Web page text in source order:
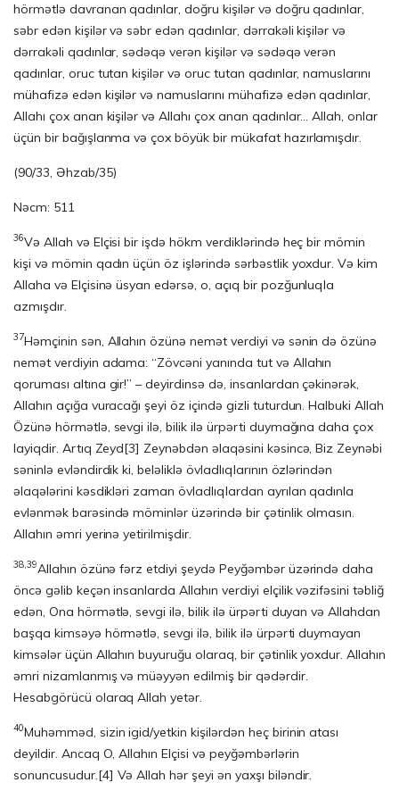
hörmətlə davranan qadınlar, doğru kişilər və doğru qadınlar,
səbr edən kişilər və səbr edən qadınlar, dərrakəli kişilər və
dərrakəli qadınlar, sədəqə verən kişilər və sədəqə verən
qadınlar, oruc tutan kişilər və oruc tutan qadınlar, namuslarını
mühafizə edən kişilər və namuslarını mühafizə edən qadınlar,
Allahı çox anan kişilər və Allahı çox anan qadınlar… Allah, onlar
üçün bir bağışlanma və çox böyük bir mükafat hazırlamışdır.
(90/33, Əhzab/35)
Nəcm: 511
36Və Allah və Elçisi bir işdə hökm verdiklərində heç bir mömin
kişi və mömin qadın üçün öz işlərində sərbəstlik yoxdur. Və kim
Allaha və Elçisinə üsyan edərsə, o, açıq bir pozğunluqla
azmışdır.
37Həmçinin sən, Allahın özünə nemət verdiyi və sənin də özünə
nemət verdiyin adama: “Zövcəni yanında tut və Allahın
qoruması altına gir!” – deyirdinsə də, insan­lar­dan çəkinərək,
Allahın açığa vuracağı şeyi öz içində gizli tuturdun. Halbuki Allah
Özünə hörmətlə, sevgi ilə, bilik ilə ürpərti duymağına daha çox
layiqdir. Artıq Zeyd[3] Zeynəbdən əlaqəsini kəsincə, Biz Zeynəbi
səninlə evləndirdik ki, beləliklə öv­ladlıqlarının özlərindən
əlaqələrini kəsdikləri zaman övladlıqlardan ayrılan qa­dın­la
evlənmək barəsində möminlər üzərində bir çətinlik olmasın.
Allahın əmri ye­ri­nə yetirilmişdir.
38,39Allahın özünə fərz etdiyi şeydə Peyğəmbər üzərində daha
öncə gəlib keçən insanlarda Allahın verdiyi elçilik vəzifəsini təbliğ
edən, Ona hörmətlə, sevgi ilə, bilik ilə ürpərti duyan və Allahdan
başqa kimsəyə hörmətlə, sevgi ilə, bilik ilə ürpərti duymayan
kimsələr üçün Allahın buyuruğu olaraq, bir çətinlik yoxdur. Allahın
əmri nizamlanmış və müəyyən edilmiş bir qədərdir.
Hesabgörücü olaraq Allah yetər.
40Muhəmməd, sizin igid/yetkin kişilərdən heç birinin atası
deyildir. Ancaq O, Allahın Elçisi və peyğəmbərlərin
sonuncusudur.[4] Və Allah hər şeyi ən yaxşı biləndir.